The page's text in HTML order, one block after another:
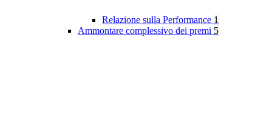
Relazione sulla Performance 1
Ammontare complessivo dei premi 5